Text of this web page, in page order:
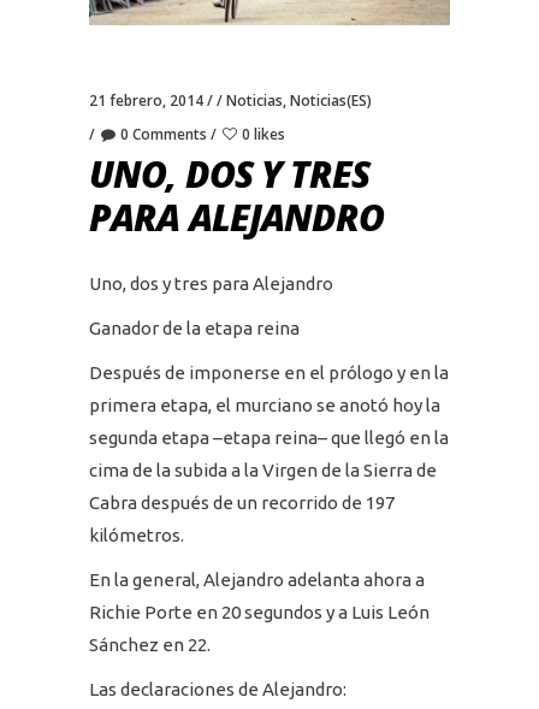
21 febrero, 2014 Noticias,Noticias(ES)
0 Comments
0 likes
UNO, DOS Y TRES
PARA ALEJANDRO
Uno, dos y tres para Alejandro
Ganador de la etapa reina
Después de imponerse en el prólogo y en la
primera etapa, el murciano se anotó hoy la
segunda etapa –etapa reina– que llegó en la
cima de la subida a la Virgen de la Sierra de
Cabra después de un recorrido de 197
kilómetros.
En la general, Alejandro adelanta ahora a
Richie Porte en 20 segundos y a Luis León
Sánchez en 22.
Las declaraciones de Alejandro: